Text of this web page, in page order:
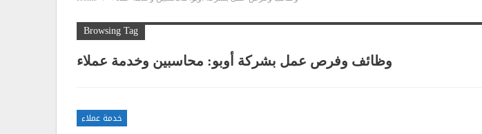
Browsing Tag
وظائف وفرص عمل بشركة أوبو: محاسبين وخدمة عملاء
خدمة عملاء